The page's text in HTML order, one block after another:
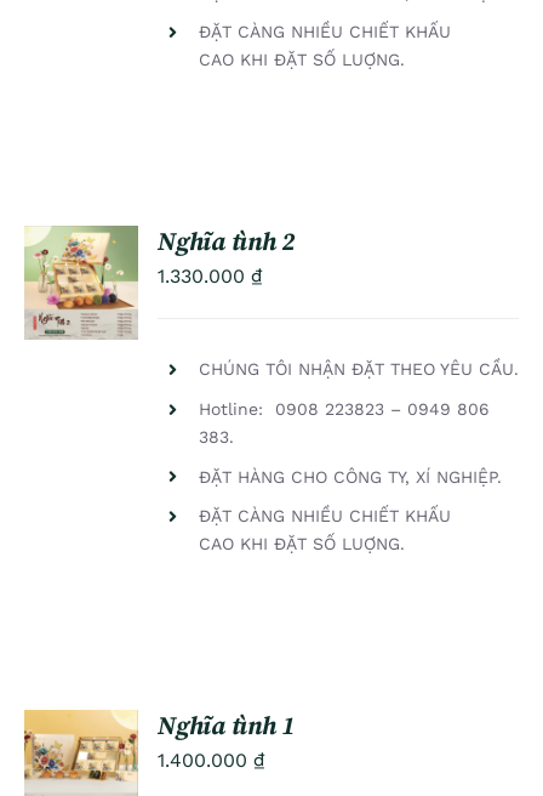
ĐẶT CÀNG NHIỀU CHIẾT KHẤU
CAO KHI ĐẶT SỐ LUỢNG.
ADD TO
CART
/
DETAILS
Nghĩa tình 2
1.330.000₫
CHÚNG TÔI NHẬN ĐẶT THEO YÊU CẦU.
Hotline: 0908 223823 – 0949 806
383.
ĐẶT HÀNG CHO CÔNG TY, XÍ NGHIỆP.
ĐẶT CÀNG NHIỀU CHIẾT KHẤU
CAO KHI ĐẶT SỐ LUỢNG.
ADD TO
CART
/
Nghĩa tình 1
1.400.000₫